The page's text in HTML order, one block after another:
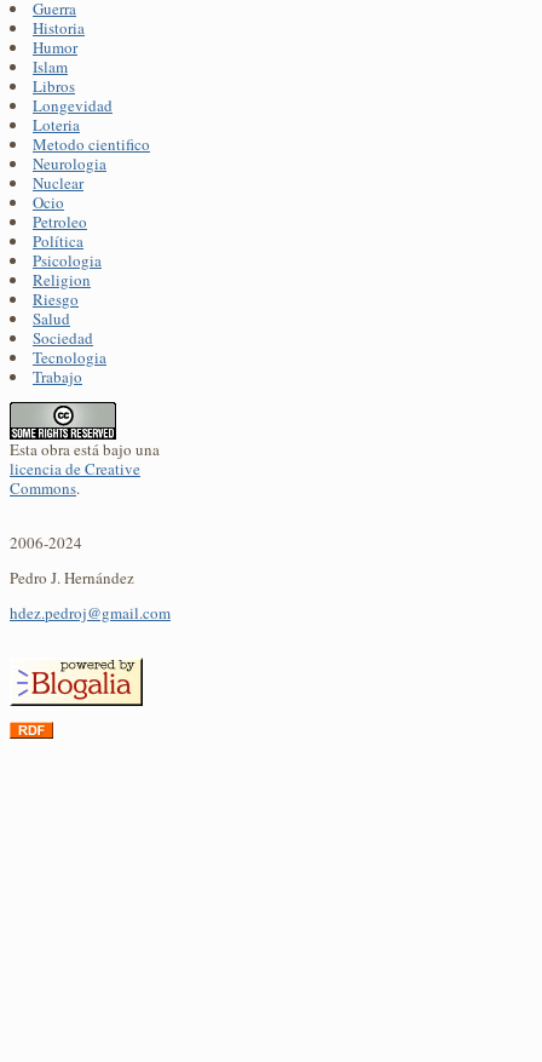
Guerra
Historia
Humor
Islam
Libros
Longevidad
Loteria
Metodo cientifico
Neurologia
Nuclear
Ocio
Petroleo
Política
Psicologia
Religion
Riesgo
Salud
Sociedad
Tecnologia
Trabajo
Esta obra está bajo una
licencia de Creative
Commons.
2006-2024
Pedro J. Hernández
hdez.pedroj@gmail.com